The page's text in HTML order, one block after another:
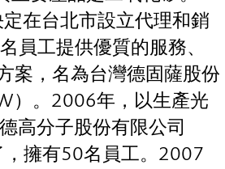
在台北市設立代理和銷
員工提供優質的服務、
案，名為台灣德固薩股份
）。2006年，以生產光
高分子股份有限公司
，擁有50名員工。2007